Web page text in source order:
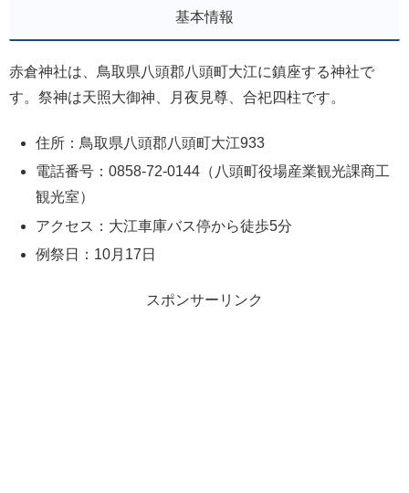
基本情報
赤倉神社は、鳥取県八頭郡八頭町大江に鎮座する神社で
す。祭神は天照大御神、月夜見尊、合祀四柱です。
住所：鳥取県八頭郡八頭町大江933
電話番号：0858-72-0144（八頭町役場産業観光課商工
観光室）
アクセス：大江車庫バス停から徒歩5分
例祭日：10月17日
スポンサーリンク